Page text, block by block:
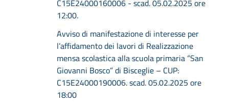
C15E24000160006 - scad. 05.02.2025 ore
12:00.
Avviso di manifestazione di interesse per
l’affidamento dei lavori di Realizzazione
mensa scolastica alla scuola primaria “San
Giovanni Bosco” di Bisceglie – CUP:
C15E24000190006. scad. 05.02.2025 ore
18:00